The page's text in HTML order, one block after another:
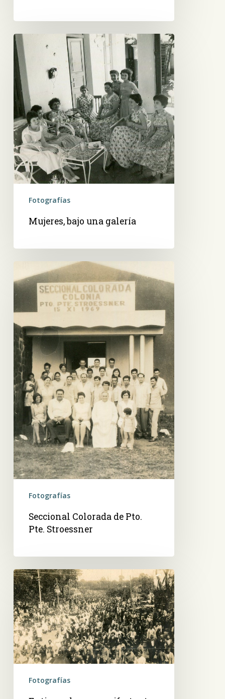
Mujeres,
bajo
una
galería
Fotografías
Mujeres, bajo una galería
Colorada
de
Pto.
Stroessner
Fotografías
Seccional Colorada de Pto.
Pte. Stroessner
Entierro
de
un
manifestante,
del
23
de
octubre
Fotografías